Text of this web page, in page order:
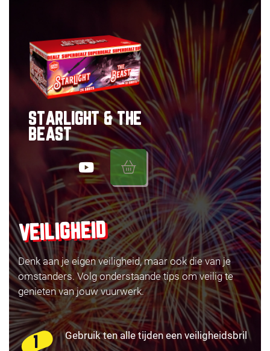
STARLIGHT & THE
BEAST
VEILIGHEID
Denk aan je eigen veiligheid, maar ook die van je
omstanders. Volg onderstaande tips om veilig te
genieten van jouw vuurwerk.
Gebruik ten alle tijden een veiligheidsbril